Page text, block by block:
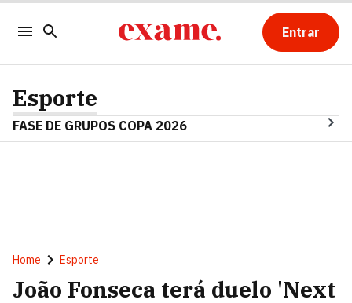
Entrar
Esporte
FASE DE GRUPOS COPA 2026
Home Esporte
João Fonseca terá duelo 'Next